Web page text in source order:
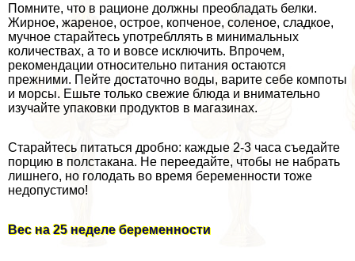
Помните, что в рационе должны преобладать белки.
Жирное, жареное, острое, копченое, соленое, сладкое,
мучное старайтесь употрeбллять в минимальных
количествах, а то и вовсе исключить. Впрочем,
рекомендации относительно питания остаются
прежними. Пейте достаточно воды, варите себе компоты
и морсы. Ешьте только свежие блюда и внимательно
изучайте упаковки продуктов в магазинах.
Старайтесь питаться дробно: каждые 2-3 часа съедайте
порцию в полстакана. Не переедайте, чтобы не набрать
лишнего, но голодать во время беременности тоже
недопустимо!
Вес на 25 неделе беременности